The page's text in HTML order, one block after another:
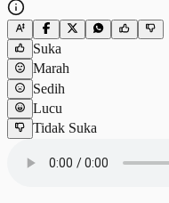
Suka
Marah
Sedih
Lucu
Tidak Suka